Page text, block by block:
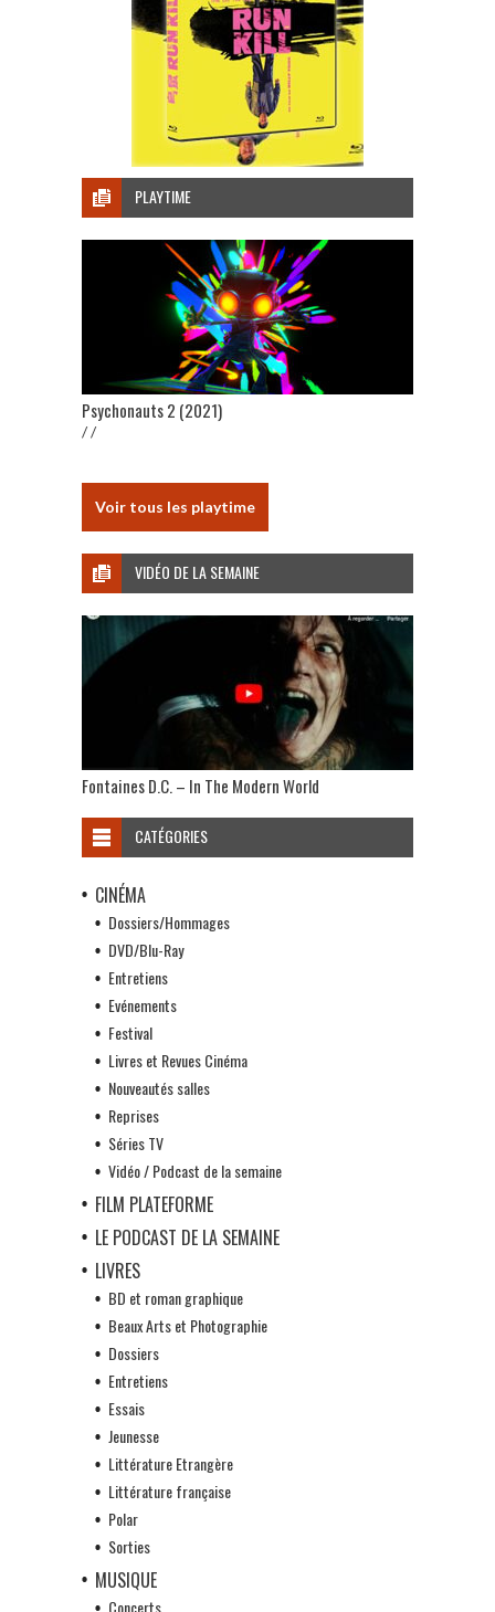
PLAYTIME
Psychonauts 2 (2021)
/ /
Voir tous les playtime
VIDÉO DE LA SEMAINE
Fontaines D.C. – In The Modern World
CATÉGORIES
CINÉMA
Dossiers/Hommages
DVD/Blu-Ray
Entretiens
Evénements
Festival
Livres et Revues Cinéma
Nouveautés salles
Reprises
Séries TV
Vidéo / Podcast de la semaine
FILM PLATEFORME
LE PODCAST DE LA SEMAINE
LIVRES
BD et roman graphique
Beaux Arts et Photographie
Dossiers
Entretiens
Essais
Jeunesse
Littérature Etrangère
Littérature française
Polar
Sorties
MUSIQUE
Concerts